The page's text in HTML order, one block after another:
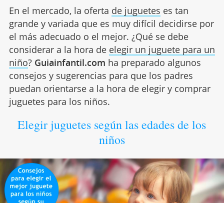
En el mercado, la oferta de juguetes es tan
grande y variada que es muy difícil decidirse por
el más adecuado o el mejor. ¿Qué se debe
considerar a la hora de elegir un juguete para un
niño? Guiainfantil.com ha preparado algunos
consejos y sugerencias para que los padres
puedan orientarse a la hora de elegir y comprar
juguetes para los niños.
Elegir juguetes según las edades de los
niños